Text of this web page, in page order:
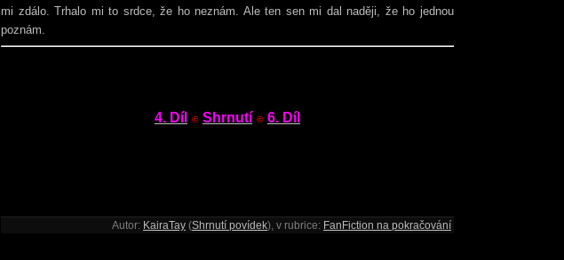
mi zdálo. Trhalo mi to srdce, že ho neznám. Ale ten sen mi dal naději, že ho jednou
poznám.
4. Díl © Shrnutí © 6. Díl
Autor: KairaTay (Shrnutí povídek), v rubrice: FanFiction na pokračování